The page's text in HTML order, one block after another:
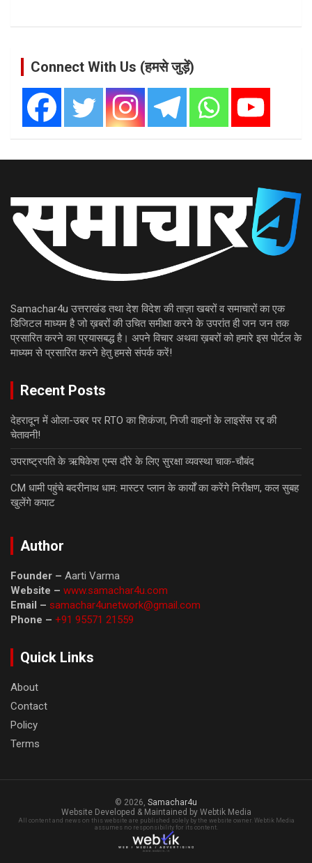
Connect With Us (हमसे जुड़ें)
Samachar4u उत्तराखंड तथा देश विदेश की ताज़ा खबरों व समाचारों का एक
डिजिटल माध्यम है जो ख़बरों की उचित समीक्षा करने के उपरांत ही जन जन तक
प्रसारित करने का प्रयासबद्ध है। अपने विचार अथवा ख़बरों को हमारे इस पोर्टल के
माध्यम से प्रसारित करने हेतु हमसे संपर्क करें!
Recent Posts
देहरादून में ओला-उबर पर RTO का शिकंजा, निजी वाहनों के लाइसेंस रद्द की
चेतावनी!
उपराष्ट्रपति के ऋषिकेश एम्स दौरे के लिए सुरक्षा व्यवस्था चाक-चौबंद
CM धामी पहुंचे बदरीनाथ धाम: मास्टर प्लान के कार्यों का करेंगे निरीक्षण, कल सुबह
खुलेंगे कपाट
Author
Founder – Aarti Varma
Website – www.samachar4u.com
Email – samachar4unetwork@gmail.com
Phone – +91 95571 21559
Quick Links
About
Contact
Policy
Terms
© 2026, Samachar4u
Website Developed & Maintained by Webtik Media
All content and news on this website are published solely by the website owner. Webtik Media
assumes no responsibility for its content.